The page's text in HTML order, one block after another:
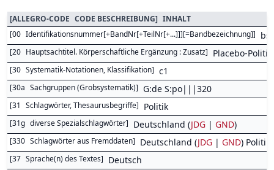
[ALLEGRO-CODE CODE BESCHREIBUNG] INHALT
[00 Identifikationsnummer[+BandNr[+TeilNr[+...]]][=Bandbezeichnung]]
[20 Hauptsachtitel. Körperschaftliche Ergänzung : Zusatz] Placebo-
[30 Systematik-Notationen, Klassifikation] c1
[30a Sachgruppen (Grobsystematik)] G:de S:po|||320
[31 Schlagwörter, Thesaurusbegriffe] Politik
[31g diverse Spezialschlagwörter] Deutschland (JDG | GND)
[330 Schlagwörter aus Fremddaten] Deutschland (JDG | GND) Politik
[37 Sprache(n) des Textes] Deutsch